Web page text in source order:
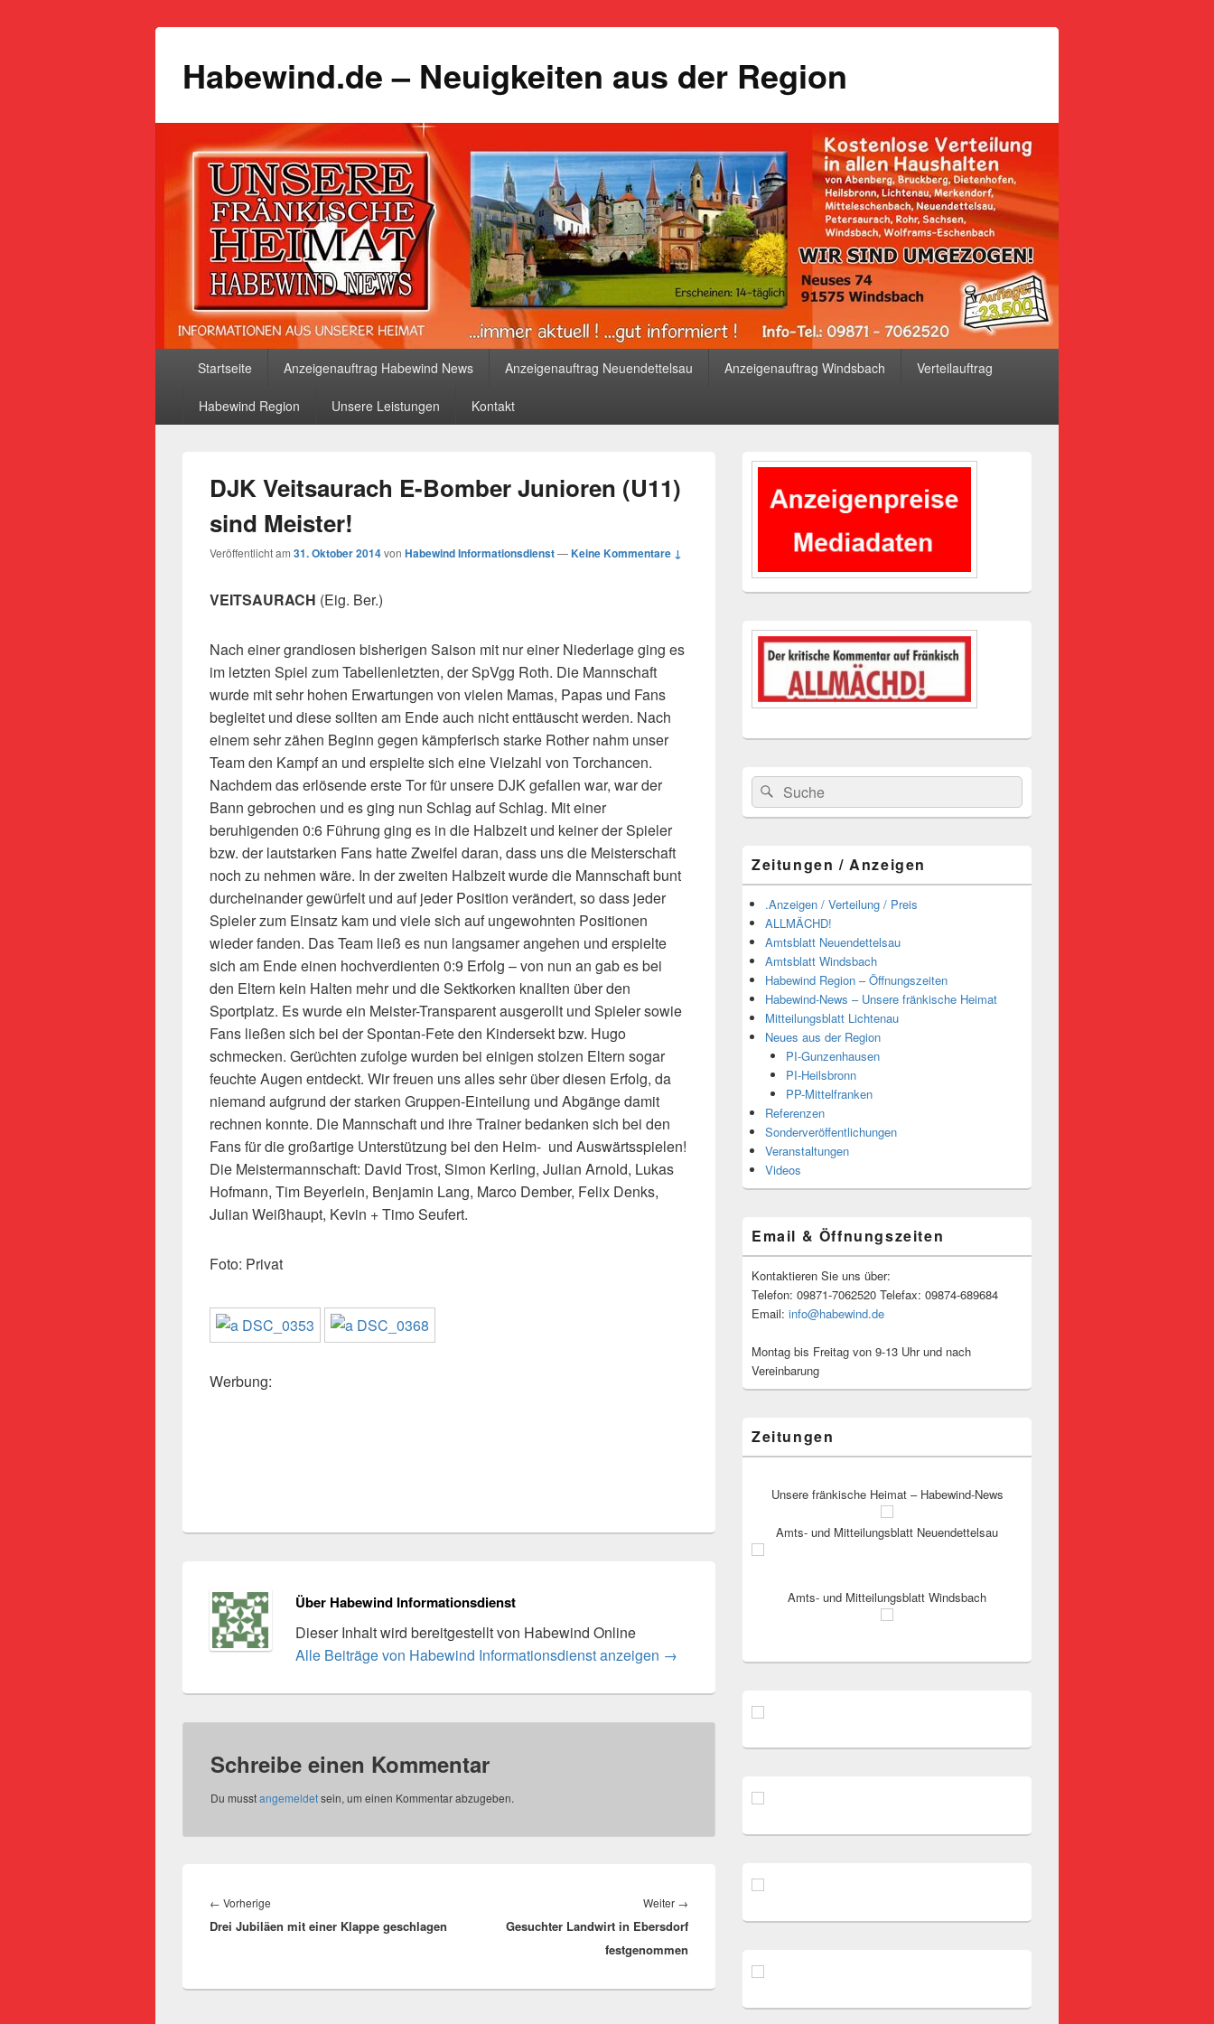
Habewind.de – Neuigkeiten aus der Region
Startseite Anzeigenauftrag Habewind News Anzeigenauftrag Neuendettelsau Anzeigenauftrag Windsbach Verteilauftrag
Habewind Region Unsere Leistungen Kontakt
DJK Veitsaurach E-Bomber Junioren (U11)
sind Meister!
Veröffentlicht am 31. Oktober 2014von Habewind Informationsdienst—Keine Kommentare ↓
VEITSAURACH (Eig. Ber.)
Nach einer grandiosen bisherigen Saison mit nur einer Niederlage ging es
im letzten Spiel zum Tabellenletzten, der SpVgg Roth. Die Mannschaft
wurde mit sehr hohen Erwartungen von vielen Mamas, Papas und Fans
begleitet und diese sollten am Ende auch nicht enttäuscht werden. Nach
einem sehr zähen Beginn gegen kämpferisch starke Rother nahm unser
Team den Kampf an und erspielte sich eine Vielzahl von Torchancen.
Nachdem das erlösende erste Tor für unsere DJK gefallen war, war der
Bann gebrochen und es ging nun Schlag auf Schlag. Mit einer
beruhigenden 0:6 Führung ging es in die Halbzeit und keiner der Spieler
bzw. der lautstarken Fans hatte Zweifel daran, dass uns die Meisterschaft
noch zu nehmen wäre. In der zweiten Halbzeit wurde die Mannschaft bunt
durcheinander gewürfelt und auf jeder Position verändert, so dass jeder
Spieler zum Einsatz kam und viele sich auf ungewohnten Positionen
wieder fanden. Das Team ließ es nun langsamer angehen und erspielte
sich am Ende einen hochverdienten 0:9 Erfolg – von nun an gab es bei
den Eltern kein Halten mehr und die Sektkorken knallten über den
Sportplatz. Es wurde ein Meister-Transparent ausgerollt und Spieler sowie
Fans ließen sich bei der Spontan-Fete den Kindersekt bzw. Hugo
schmecken. Gerüchten zufolge wurden bei einigen stolzen Eltern sogar
feuchte Augen entdeckt. Wir freuen uns alles sehr über diesen Erfolg, da
niemand aufgrund der starken Gruppen-Einteilung und Abgänge damit
rechnen konnte. Die Mannschaft und ihre Trainer bedanken sich bei den
Fans für die großartige Unterstützung bei den Heim- und Auswärtsspielen!
Die Meistermannschaft: David Trost, Simon Kerling, Julian Arnold, Lukas
Hofmann, Tim Beyerlein, Benjamin Lang, Marco Dember, Felix Denks,
Julian Weißhaupt, Kevin + Timo Seufert.
Foto: Privat
Werbung:
Über Habewind Informationsdienst
Dieser Inhalt wird bereitgestellt von Habewind Online
Alle Beiträge von Habewind Informationsdienst anzeigen →
Schreibe einen Kommentar
Du musstangemeldetsein, um einen Kommentar abzugeben.
← Vorherige
Beitrag:
Drei Jubiläen mit einer Klappe geschlagen
Weiter →
Beitrag:
Gesuchter Landwirt in Ebersdorf
festgenommen
Primärer
Widgetbereich
Suchen
nach:
Suchen
Zeitungen / Anzeigen
.Anzeigen / Verteilung / Preis
ALLMÄCHD!
Amtsblatt Neuendettelsau
Amtsblatt Windsbach
Habewind Region – Öffnungszeiten
Habewind-News – Unsere fränkische Heimat
Mitteilungsblatt Lichtenau
Neues aus der Region
PI-Gunzenhausen
PI-Heilsbronn
PP-Mittelfranken
Referenzen
Sonderveröffentlichungen
Veranstaltungen
Videos
Email & Öffnungszeiten
Kontaktieren Sie uns über:
Telefon: 09871-7062520 Telefax: 09874-689684
Email: info@habewind.de
Montag bis Freitag von 9-13 Uhr und nach
Vereinbarung
Zeitungen
Unsere fränkische Heimat – Habewind-News
Amts- und Mitteilungsblatt Neuendettelsau
Amts- und Mitteilungsblatt Windsbach